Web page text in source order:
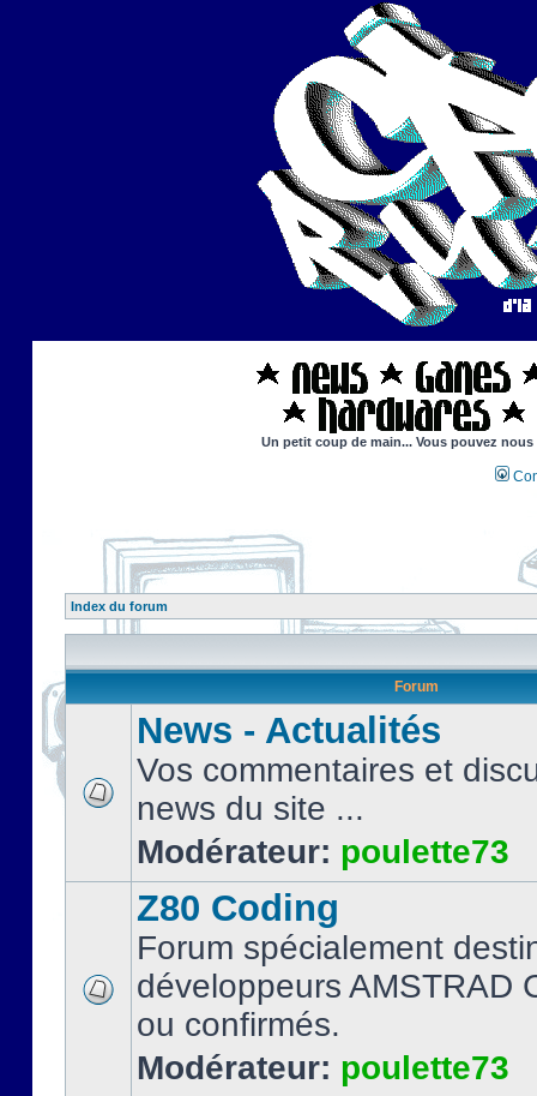
Un petit coup de main... Vous pouvez
Index du forum
Forum
News - Actualités
Vos commentaires et
news du site ...
Modérateur: poulette73
Z80 Coding
Forum spécialement
développeurs AMSTRAD
ou confirmés.
Modérateur: poulette73